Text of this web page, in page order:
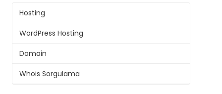
Hosting
WordPress Hosting
Domain
Whois Sorgulama